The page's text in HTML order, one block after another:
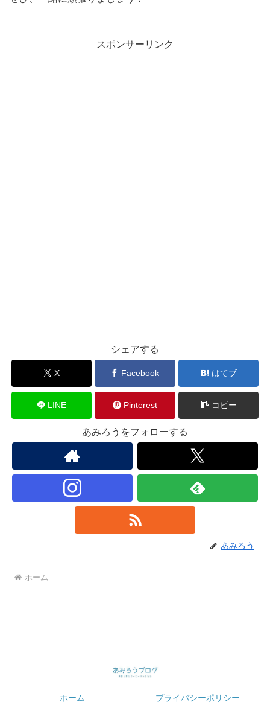
スポンサーリンク
シェアする
X Facebook はてブ
LINE Pinterest コピー
あみろうをフォローする
あみろう
ホーム
ホーム プライバシーポリシー